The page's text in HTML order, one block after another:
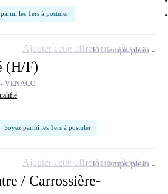
les 1ers à postuler
(H/F)
VENACO
Soyez parmi les 1ers à postuler
CDITemps plein
Ajouter cette offre à ma sélection
/ Carrossière-
CDITemps plein
Ajouter cette offre à ma sélection